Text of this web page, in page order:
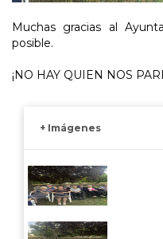
Muchas gracias al
posible.
¡NO HAY QUIEN NOS
+ Imágenes